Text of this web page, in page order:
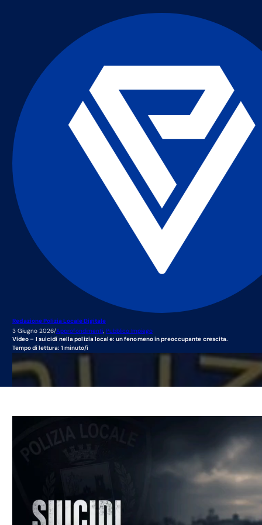
Redazione Polizia Locale Digitale
3 Giugno 2026/Approfondimenti, Pubblico Impiego
Video – I suicidi nella polizia locale: un fenomeno in preoccupante crescita.
Tempo di lettura: 1 minuto/i